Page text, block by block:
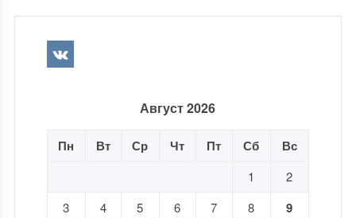
Август 2026
Пн Вт Ср Чт Пт Сб Вс
1
2
3
4 5 6 7 8 9